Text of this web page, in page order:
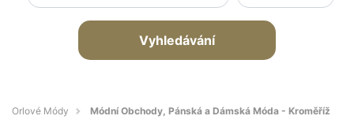
Vyhledávání
Orlové Módy Módní Obchody, Pánská a Dámská Móda - Kroměříž